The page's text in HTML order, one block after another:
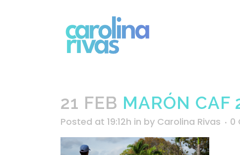
21 FEB MARÓN CAF
Posted at 19:12h in by Carolina Rivas 0